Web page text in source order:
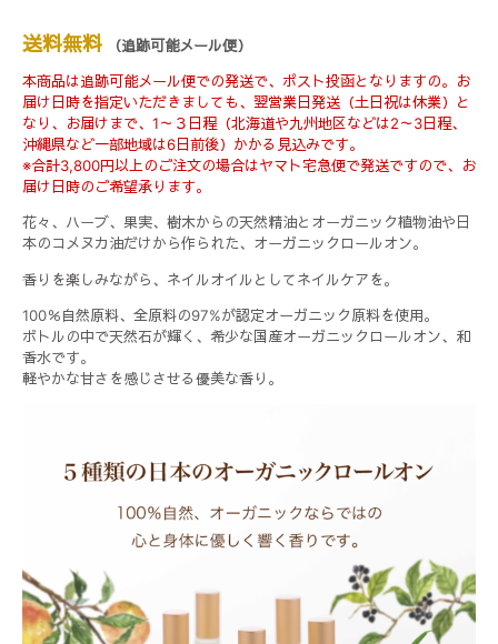
送料無料 （追跡可能メール便）
本商品は追跡可能メール便での発送で、ポスト投函となりますの。お
届け日時を指定いただきましても、翌営業日発送（土日祝は休業）と
なり、お届けまで、1～３日程（北海道や九州地区などは2～3日程、
沖縄県など一部地域は6日前後）かかる見込みです。
※合計3,800円以上のご注文の場合はヤマト宅急便で発送ですので、お
届け日時のご希望承ります。
花々、ハーブ、果実、樹木からの天然精油とオーガニック植物油や日
本のコメヌカ油だけから作られた、オーガニックロールオン。
香りを楽しみながら、ネイルオイルとしてネイルケアを。
100％自然原料、全原料の97%が認定オーガニック原料を使用。
ボトルの中で天然石が輝く、希少な国産オーガニックロールオン、和
香水です。
軽やかな甘さを感じさせる優美な香り。